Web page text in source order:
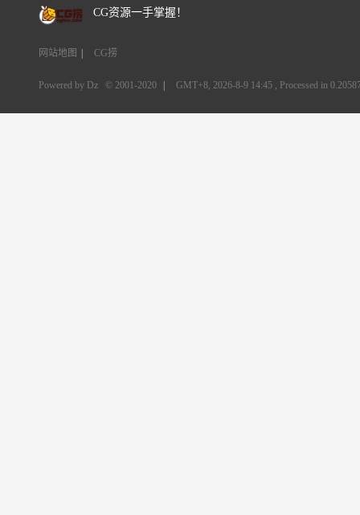
CG资源一手掌握！
网站地图 CG捞
Powered by Dz © 2001-2020 GMT+8, 2026-8-9 14:45 , Processed in